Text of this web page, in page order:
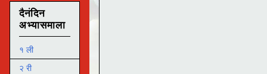
दैनंदिन
अभ्यासमाला
१ ली
२ री